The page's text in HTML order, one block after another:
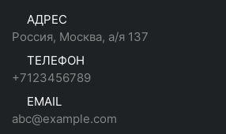
АДРЕС
Россия, Москва, а/я 137
ТЕЛЕФОН
+7123456789
EMAIL
abc@example.com